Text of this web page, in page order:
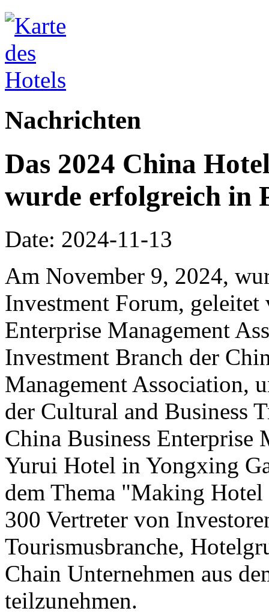
Nachrichten
Das 2024 China
wurde erfolgreich in
Date: 2024-11-13
Am November 9, 2024,
Investment Forum, geleitet
Enterprise Management
Investment Branch der
Management Association,
der Cultural and Business
China Business Enterprise
Yurui Hotel in Yongxing
dem Thema "Making
300 Vertreter von
Tourismusbranche,
Chain Unternehmen aus
teilzunehmen.